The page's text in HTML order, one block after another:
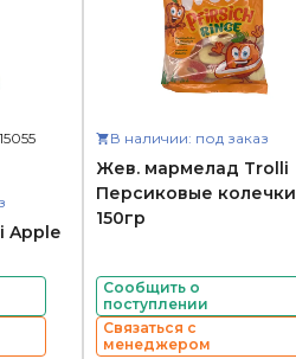
Apple
В наличии: под заказ
Жев. мармелад Trolli
Персиковые колечки
150гр
Сообщить о
поступлении
Связаться с
менеджером